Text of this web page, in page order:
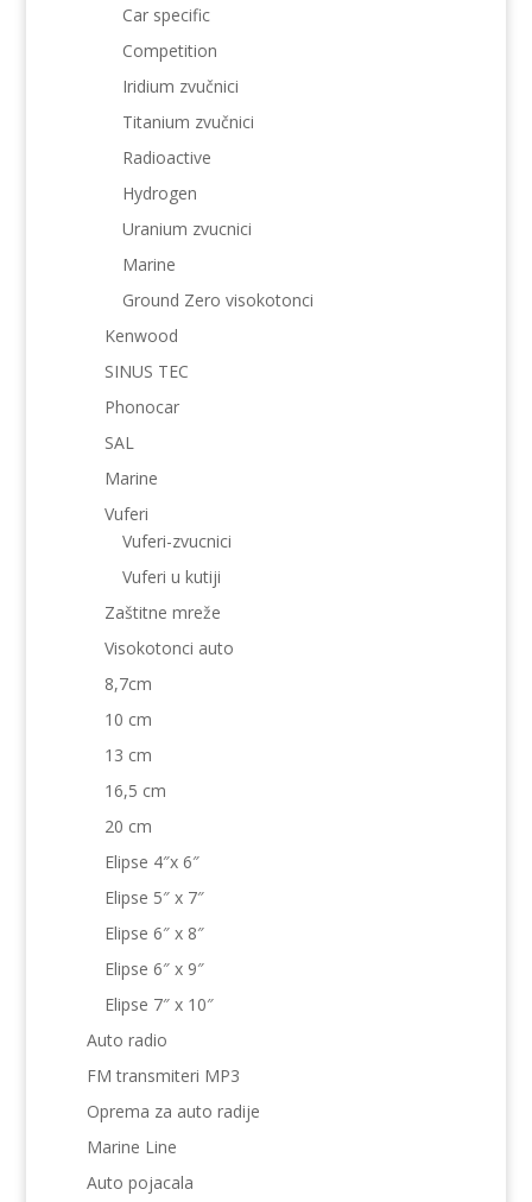
Car specific
Competition
Iridium zvučnici
Titanium zvučnici
Radioactive
Hydrogen
Uranium zvucnici
Marine
Ground Zero visokotonci
Kenwood
SINUS TEC
Phonocar
SAL
Marine
Vuferi
Vuferi-zvucnici
Vuferi u kutiji
Zaštitne mreže
Visokotonci auto
8,7cm
10 cm
13 cm
16,5 cm
20 cm
Elipse 4″x 6″
Elipse 5″ x 7″
Elipse 6″ x 8″
Elipse 6″ x 9″
Elipse 7″ x 10″
Auto radio
FM transmiteri MP3
Oprema za auto radije
Marine Line
Auto pojacala